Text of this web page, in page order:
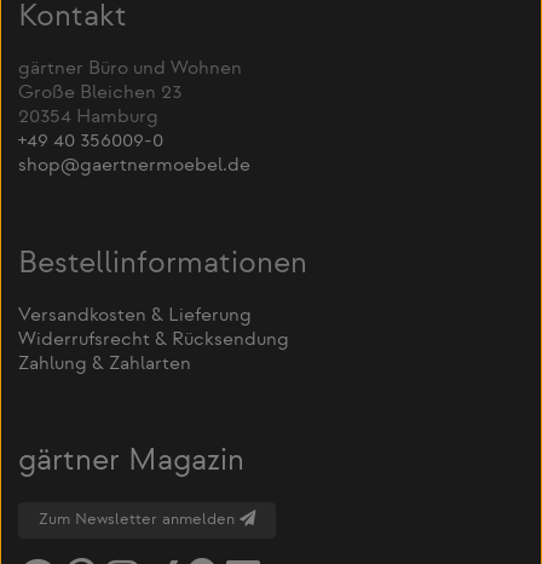
Kontakt
gärtner Büro und Wohnen
Große Bleichen 23
20354 Hamburg
+49 40 356009-0
shop@gaertnermoebel.de
Bestellinformationen
Versandkosten & Lieferung
Widerrufsrecht & Rücksendung
Zahlung & Zahlarten
gärtner Magazin
Zum Newsletter anmelden